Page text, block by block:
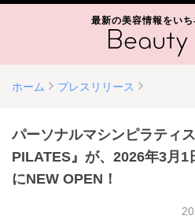
最新の美容情報をいち
ホーム プレスリリース
パーソナルマシンピラティ
PILATES』が、2026年3月1
にNEW OPEN！